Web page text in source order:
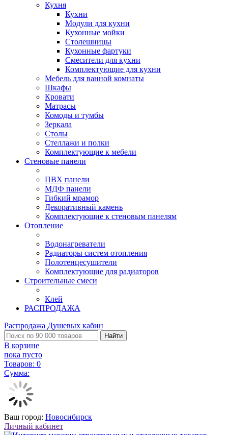
Кухня
Кухни
Модули для кухни
Кухонные мойки
Столешницы
Кухонные фартуки
Смесители для кухни
Комплектующие для кухни
Мебель для ванной комнаты
Шкафы
Кровати
Матрасы
Комоды и тумбы
Зеркала
Столы
Стеллажи и полки
Комплектующие к мебели
Стеновые панели
ПВХ панели
МДФ панели
Гибкий мрамор
Декоративный камень
Комплектующие к стеновым панелям
Отопление
Водонагреватели
Радиаторы систем отопления
Полотенцесушители
Комплектующие для радиаторов
Строительные смеси
Клей
РАСПРОДАЖА
Распродажа Душевых кабин
Найти
В корзине
пока пусто
Товаров: 0
Сумма:
Ваш город: Новосибирск
Личный кабинет